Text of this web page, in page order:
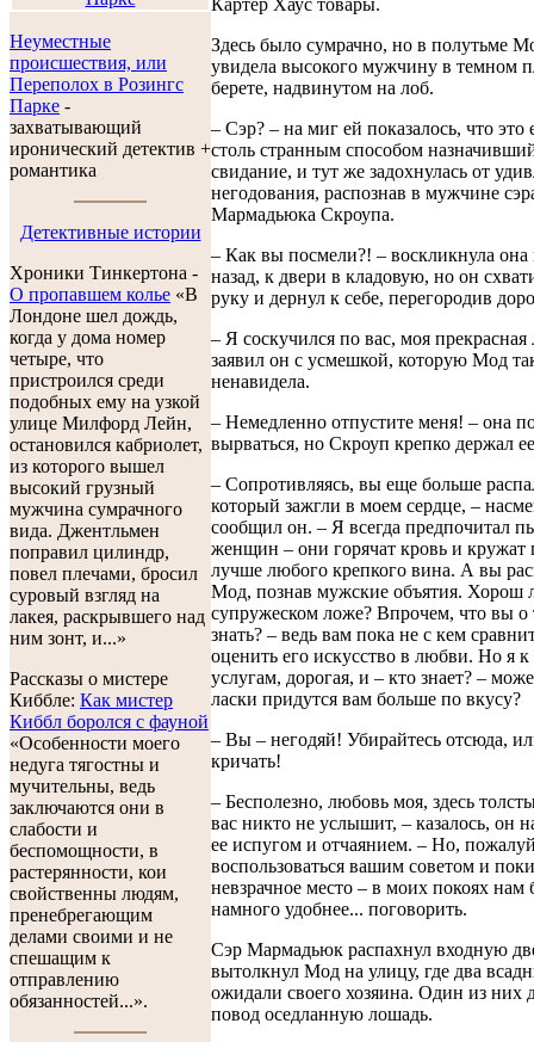
Неуместные
происшествия, или
Переполох в Розингс
Парке -
захватывающий
иронический детектив +
романтика
Детективные истории
Хроники Тинкертона -
O пропавшем колье «В
Лондоне шел дождь,
когда у дома номер
четыре, что
пристроился среди
подобных ему на узкой
улице Милфорд Лейн,
остановился кабриолет,
из которого вышел
высокий грузный
мужчина сумрачного
вида. Джентльмен
поправил цилиндр,
повел плечами, бросил
суровый взгляд на
лакея, раскрывшего над
ним зонт, и...»
Рассказы о мистере
Киббле: Как мистер
Киббл боролся с фауной
«Особенности моего
недуга тягостны и
мучительны, ведь
заключаются они в
слабости и
беспомощности, в
растерянности, кои
свойственны людям,
пренебрегающим
делами своими и не
спешащим к
отправлению
обязанностей...».
Картер Хаус товары.
Здесь было сумрачно, но в полутьме
увидела высокого мужчину в темном
берете, надвинутом на лоб.
– Сэр? – на миг ей показалось, что это
столь странным способом
свидание, и тут же задохнулась от
негодования, распознав в мужчине
Мармадьюка Скроупа.
– Как вы посмели?! – воскликнула она
назад, к двери в кладовую, но он
руку и дернул к себе, перегородив
– Я соскучился по вас, моя прекрасная
заявил он с усмешкой, которую Мод
ненавидела.
– Немедленно отпустите меня! – она
вырваться, но Скроуп крепко держал
– Сопротивляясь, вы еще больше
который зажгли в моем сердце, –
сообщил он. – Я всегда предпочитал
женщин – они горячат кровь и кружат
лучше любого крепкого вина. А вы
Мод, познав мужские объятия. Хорош
супружеском ложе? Впрочем, что вы о
знать? – ведь вам пока не с кем
оценить его искусство в любви. Но я
услугам, дорогая, и – кто знает? –
ласки придутся вам больше по вкусу?
– Вы – негодяй! Убирайтесь отсюда,
кричать!
– Бесполезно, любовь моя, здесь
вас никто не услышит, – казалось, он
ее испугом и отчаянием. – Но,
воспользоваться вашим советом и
невзрачное место – в моих покоях нам
намного удобнее... поговорить.
Сэр Мармадьюк распахнул входную
вытолкнул Мод на улицу, где два
ожидали своего хозяина. Один из них
повод оседланную лошадь.